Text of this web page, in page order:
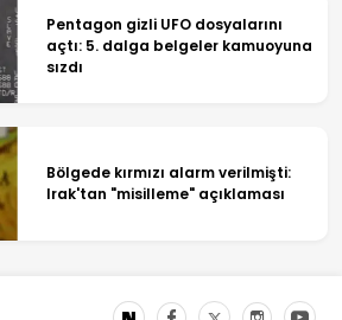
Pentagon gizli UFO dosyalarını
açtı: 5. dalga belgeler kamuoyuna
sızdı
Bölgede kırmızı alarm verilmişti:
Irak'tan "misilleme" açıklaması